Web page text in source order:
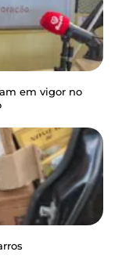
em vigor no